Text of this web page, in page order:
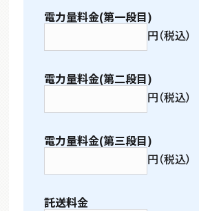
電力量料金(第一段目)
円（税込）
電力量料金(第二段目)
円（税込）
電力量料金(第三段目)
円（税込）
託送料金